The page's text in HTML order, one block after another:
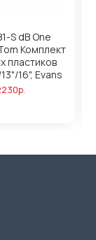
S dB One
Комплект
пластиков
16", Evans